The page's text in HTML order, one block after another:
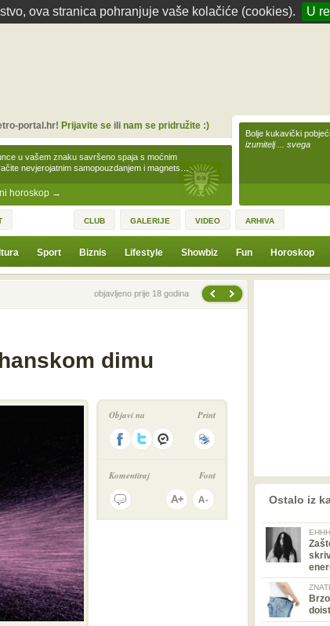
ova stranica pohranjuje vaše kolačiće (cookies). U
horoskop →
u vašem znaku savršeno spaja s moćnim
nevjerojatnim samopouzdanjem i magnets…
portal.hr! Prijavite seili nam se pridružite :)
Bolje kukavički
izumitelj ... svega
CLUB GALERIJE VIDEO ARHIVA
Sport Biznis Lifestyle Showbiz Fun Horoskop
objavljeno prije 18 godina
dimu
Objavi na Print
Komentiraj Font
prethodno Ostalo iz